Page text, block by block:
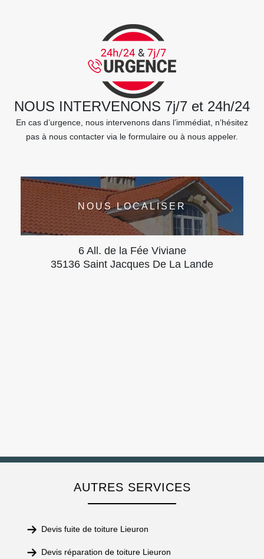
NOUS INTERVENONS 7j/7 et 24h/24
En cas d’urgence, nous intervenons dans l’immédiat, n’hésitez
pas à nous contacter via le formulaire ou à nous appeler.
NOUS LOCALISER
6 All. de la Fée Viviane
35136 Saint Jacques De La Lande
AUTRES SERVICES
Devis fuite de toiture Lieuron
Devis réparation de toiture Lieuron